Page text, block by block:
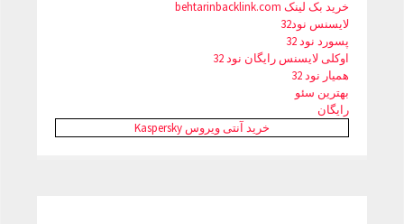
خرید بک لینک behtarinbacklink.com
لایسنس نود32
پسورد نود 32
اوکلی لایسنس رایگان نود 32
همیار نود 32
بهترین سئو
رایگان
خرید آنتی ویروس Kaspersky